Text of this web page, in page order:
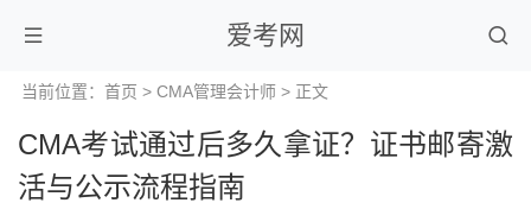
爱考网
当前位置： 首页 > CMA管理会计师 > 正文
CMA考试通过后多久拿证？证书邮寄激
活与公示流程指南